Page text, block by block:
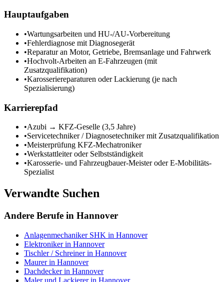
Hauptaufgaben
•Wartungsarbeiten und HU-/AU-Vorbereitung
•Fehlerdiagnose mit Diagnosegerät
•Reparatur an Motor, Getriebe, Bremsanlage und Fahrwerk
•Hochvolt-Arbeiten an E-Fahrzeugen (mit
Zusatzqualifikation)
•Karosseriereparaturen oder Lackierung (je nach
Spezialisierung)
Karrierepfad
•Azubi → KFZ-Geselle (3,5 Jahre)
•Servicetechniker / Diagnosetechniker mit Zusatzqualifikation
•Meisterprüfung KFZ-Mechatroniker
•Werkstattleiter oder Selbstständigkeit
•Karosserie- und Fahrzeugbauer-Meister oder E-Mobilitäts-
Spezialist
Verwandte Suchen
Andere Berufe in Hannover
Anlagenmechaniker SHK in Hannover
Elektronikerin Hannover
Tischler / Schreinerin Hannover
Maurerin Hannover
Dachdeckerin Hannover
Maler und Lackiererin Hannover